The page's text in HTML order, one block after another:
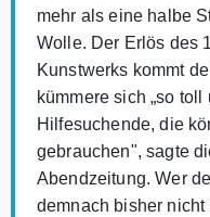
mehr als eine halbe
Wolle. Der Erlös des
Kunstwerks kommt
kümmere sich „so
Hilfesuchende, die
gebrauchen", sagte
Abendzeitung. Wer
demnach bisher nicht